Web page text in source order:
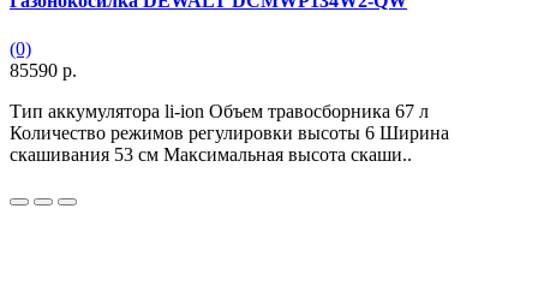
(0)
85590 р.
Тип аккумулятора li-ion Объем травосборника 67 л
Количество режимов регулировки высоты 6 Ширина
скашивания 53 см Максимальная высота скаши..